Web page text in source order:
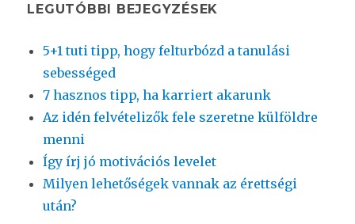
LEGUTÓBBI BEJEGYZÉSEK
5+1 tuti tipp, hogy felturbózd a tanulási
sebességed
7 hasznos tipp, ha karriert akarunk
Az idén felvételizők fele szeretne külföldre
menni
Így írj jó motivációs levelet
Milyen lehetőségek vannak az érettségi
után?